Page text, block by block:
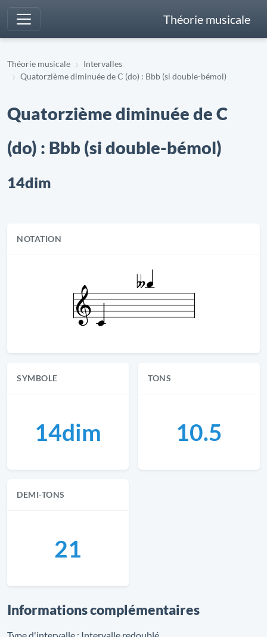
Théorie musicale
Théorie musicale
Intervalles
Quatorzième diminuée de C (do) : Bbb (si double-bémol)
Quatorzième diminuée de C
(do) : Bbb (si double-bémol)
14dim
NOTATION
SYMBOLE
14dim
TONS
10.5
DEMI-TONS
21
Informations complémentaires